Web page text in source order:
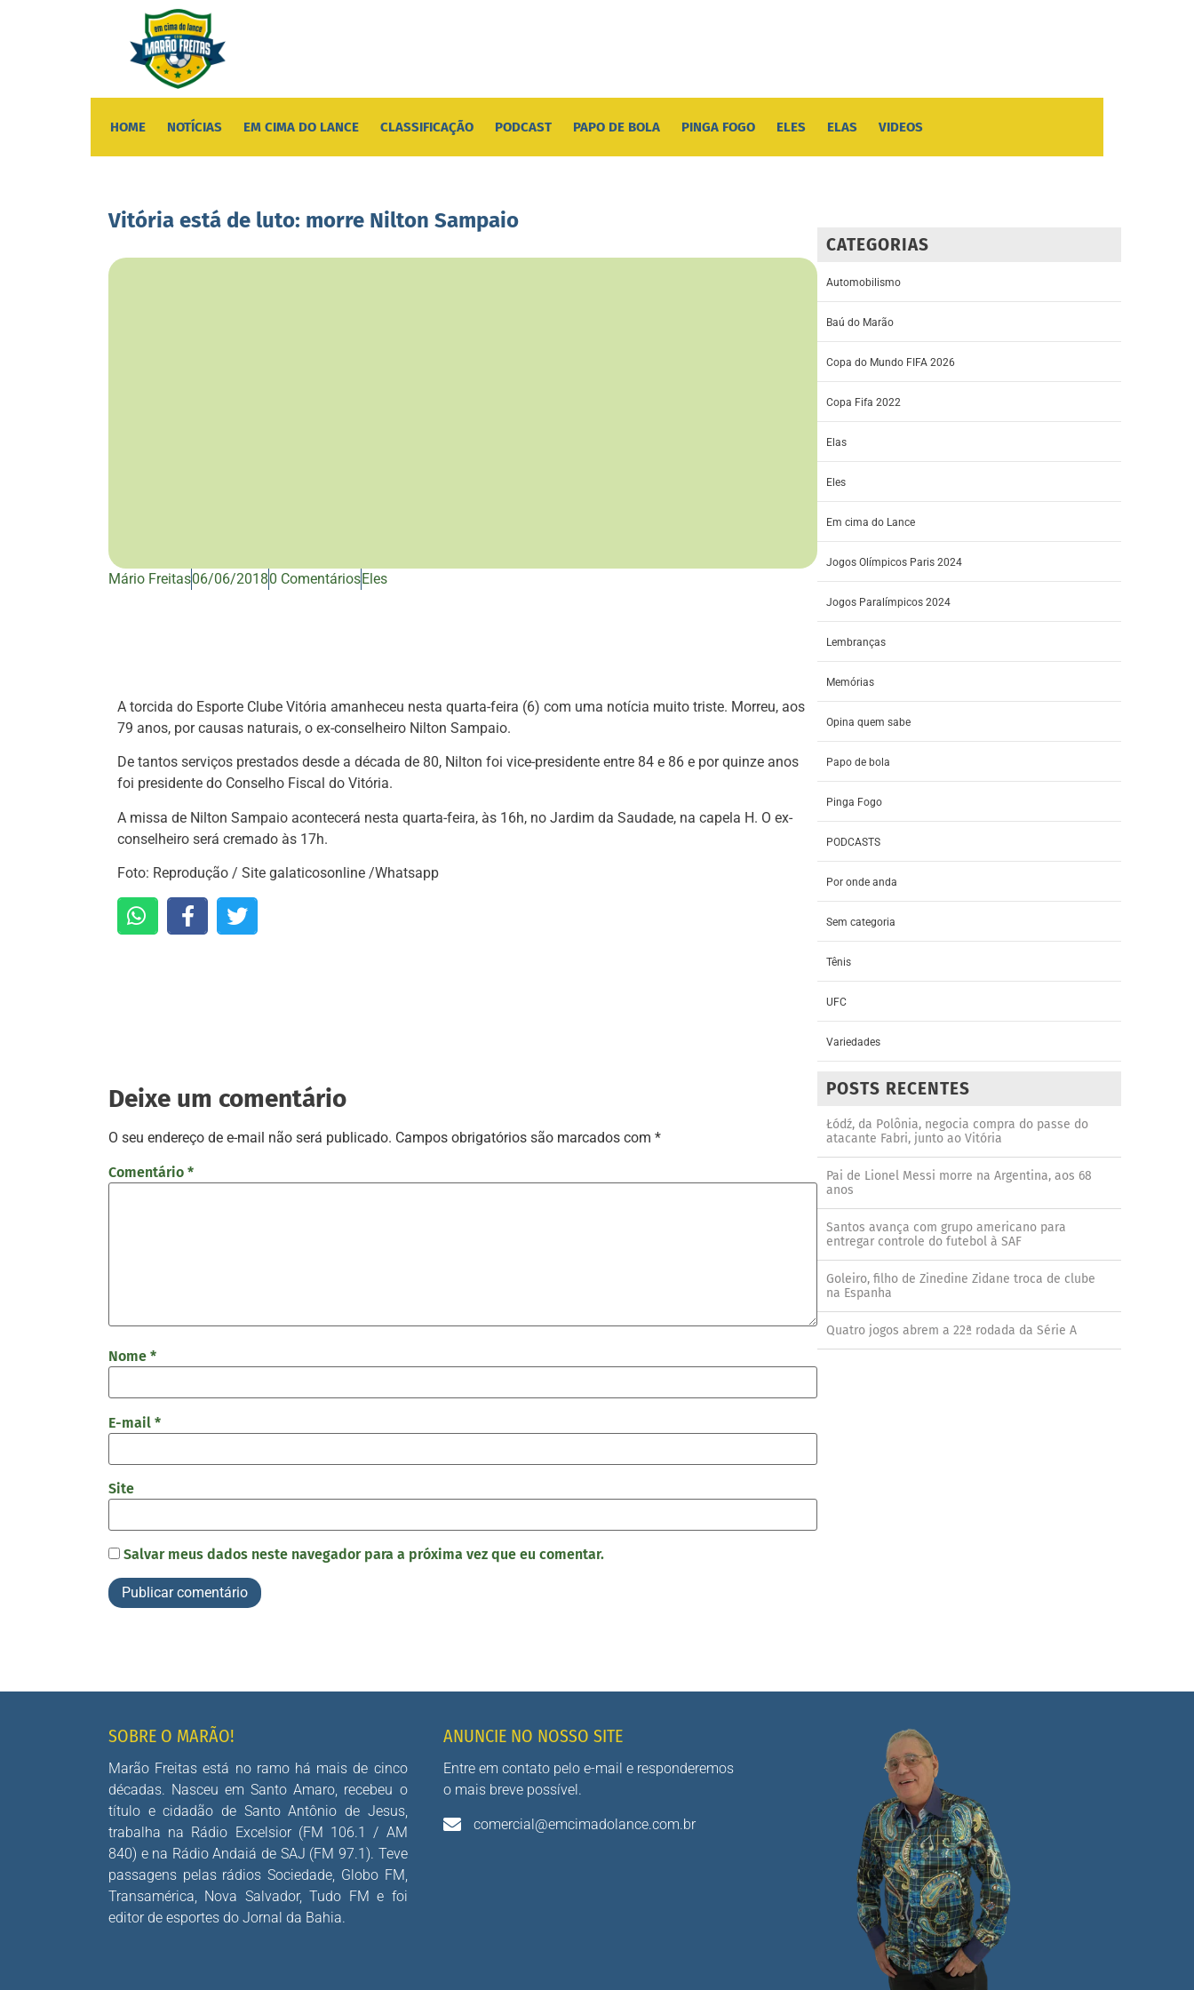
HOME NOTÍCIAS EM CIMA DO LANCE CLASSIFICAÇÃO PODCAST PAPO DE BOLA PINGA FOGO ELES ELAS VIDEOS
Vitória está de luto: morre Nilton Sampaio
Mário Freitas06/06/20180 ComentáriosEles
A torcida do Esporte Clube Vitória amanheceu nesta quarta-feira (6) com uma notícia muito triste. Morreu, aos
79 anos, por causas naturais, o ex-conselheiro Nilton Sampaio.
De tantos serviços prestados desde a década de 80, Nilton foi vice-presidente entre 84 e 86 e por quinze anos
foi presidente do Conselho Fiscal do Vitória.
A missa de Nilton Sampaio acontecerá nesta quarta-feira, às 16h, no Jardim da Saudade, na capela H. O ex-
conselheiro será cremado às 17h.
Foto: Reprodução / Site galaticosonline /Whatsapp
Deixe um comentário
O seu endereço de e-mail não será publicado. Campos obrigatórios são marcados com *
Comentário *
Nome *
E-mail *
Site
Salvar meus dados neste navegador para a próxima vez que eu comentar.
CATEGORIAS
Automobilismo
Baú do Marão
Copa do Mundo FIFA 2026
Copa Fifa 2022
Elas
Eles
Em cima do Lance
Jogos Olímpicos Paris 2024
Jogos Paralímpicos 2024
Lembranças
Memórias
Opina quem sabe
Papo de bola
Pinga Fogo
PODCASTS
Por onde anda
Sem categoria
Tênis
UFC
Variedades
POSTS RECENTES
Łódź, da Polônia, negocia compra do passe do
atacante Fabri, junto ao Vitória
Pai de Lionel Messi morre na Argentina, aos 68
anos
Santos avança com grupo americano para
entregar controle do futebol à SAF
Goleiro, filho de Zinedine Zidane troca de clube
na Espanha
Quatro jogos abrem a 22ª rodada da Série A
SOBRE O MARÃO!
Marão Freitas está no ramo há mais de cinco
décadas. Nasceu em Santo Amaro, recebeu o
título e cidadão de Santo Antônio de Jesus,
trabalha na Rádio Excelsior (FM 106.1 / AM
840) e na Rádio Andaiá de SAJ (FM 97.1). Teve
passagens pelas rádios Sociedade, Globo FM,
Transamérica, Nova Salvador, Tudo FM e foi
editor de esportes do Jornal da Bahia.
ANUNCIE NO NOSSO SITE
Entre em contato pelo e-mail e responderemos
o mais breve possível.
comercial@emcimadolance.com.br